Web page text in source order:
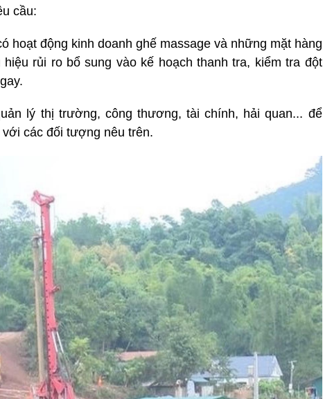
cầu:
hoạt động kinh doanh ghế massage và những mặt hàng
rủi ro bổ sung vào kế hoạch thanh tra, kiểm tra đột
lý thị trường, công thương, tài chính, hải quan... để
các đối tượng nêu trên.